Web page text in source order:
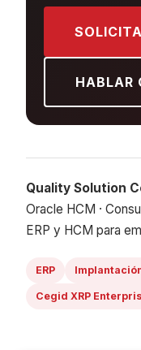
HABLAR
Quality Solution
Oracle HCM ·
ERP y HCM para
ERP
Cegid XRP